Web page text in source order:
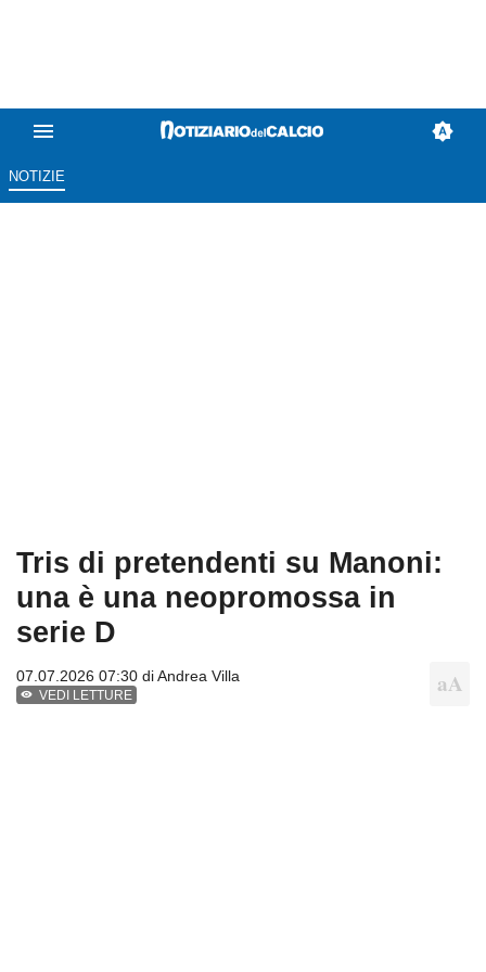
NOTIZIE
Tris di pretendenti su Manoni:
una è una neopromossa in
serie D
07.07.2026 07:30 diAndrea Villa
VEDI LETTURE